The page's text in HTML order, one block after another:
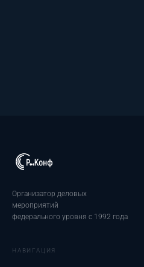
Организатор деловых
мероприятий
федерального уровня с 1992 года
НАВИГАЦИЯ